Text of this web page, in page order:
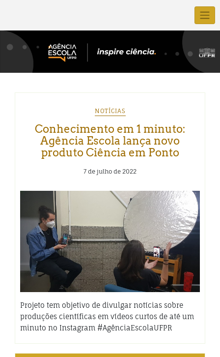
NOTÍCIAS
Conhecimento em 1 minuto:
Agência Escola lança novo
produto Ciência em Ponto
7 de julho de 2022
Projeto tem objetivo de divulgar notícias sobre
produções científicas em vídeos curtos de até um
minuto no Instagram #AgênciaEscolaUFPR